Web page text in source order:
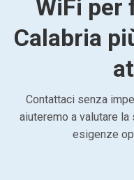
WiFi per
Calabria
Contattaci senza
aiuteremo a valutare
esigenze